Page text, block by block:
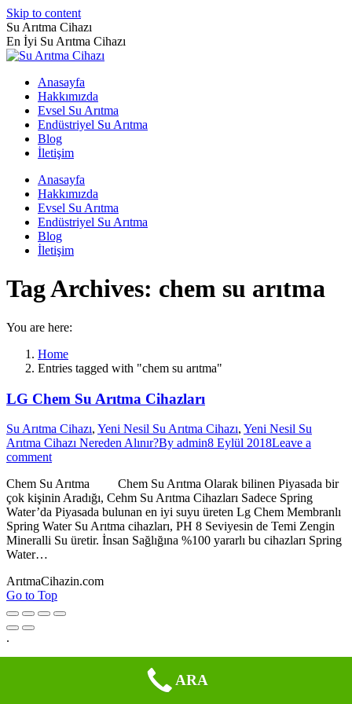
Skip to content
Su Arıtma Cihazı
En İyi Su Arıtma Cihazı
Anasayfa
Hakkımızda
Evsel Su Arıtma
Endüstriyel Su Arıtma
Blog
İletişim
Anasayfa
Hakkımızda
Evsel Su Arıtma
Endüstriyel Su Arıtma
Blog
İletişim
Tag Archives: chem su arıtma
You are here:
Home
Entries tagged with "chem su arıtma"
LG Chem Su Arıtma Cihazları
Su Arıtma Cihazı, Yeni Nesil Su Arıtma Cihazı, Yeni Nesil Su
Arıtma Cihazı Nereden Alınır?By admin8 Eylül 2018Leave a
comment
Chem Su Arıtma Chem Su Arıtma Olarak bilinen Piyasada bir
çok kişinin Aradığı, Cehm Su Arıtma Cihazları Sadece Spring
Water’da Piyasada bulunan en iyi suyu üreten Lg Chem Membranlı
Spring Water Su Arıtma cihazları, PH 8 Seviyesin de Temi Zengin
Mineralli Su üretir. İnsan Sağlığına %100 yararlı bu cihazları Spring
Water…
ArıtmaCihazin.com
Go to Top
ARA
.